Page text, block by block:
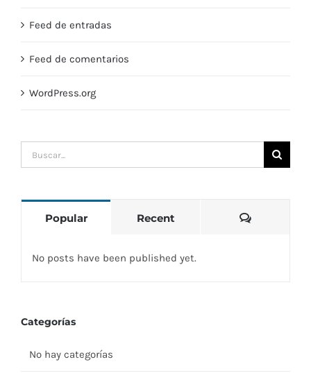
Feed de entradas
Feed de comentarios
WordPress.org
Buscar:
Popular Recent
No posts have been published yet.
Categorías
No hay categorías